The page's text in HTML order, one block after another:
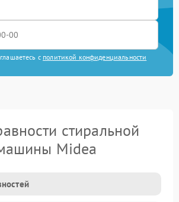
с политикой конфиденциальности
стиральной
Midea